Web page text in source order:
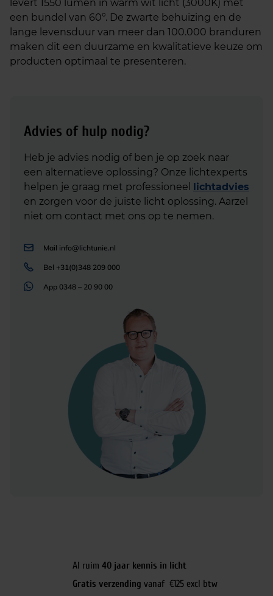
levert 1550 lumen in warm wit licht (3000K) met
een bundel van 60°. De zwarte behuizing en de
lange levensduur van meer dan 100.000 branduren
maken dit een duurzame en kwalitatieve keuze om
producten optimaal te presenteren.
Advies of hulp nodig?
Heb je advies nodig of ben je op zoek naar
een alternatieve oplossing? Onze lichtexperts
helpen je graag met professioneel lichtadvies
en zorgen voor de juiste licht oplossing. Aarzel
niet om contact met ons op te nemen.
Mail info@lichtunie.nl
Bel +31(0)348 209 000
App 0348 – 20 90 00
Al ruim 40 jaar kennis in licht
Gratis verzending vanaf €125 excl btw